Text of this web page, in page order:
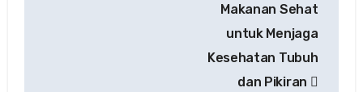
Makanan Sehat
untuk Menjaga
Kesehatan Tubuh
dan Pikiran